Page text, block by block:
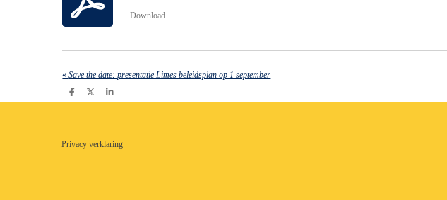
Download
«Save the date: presentatie Limes beleidsplan op 1 september
D
e
D
e
S
h
Privacy verklaring